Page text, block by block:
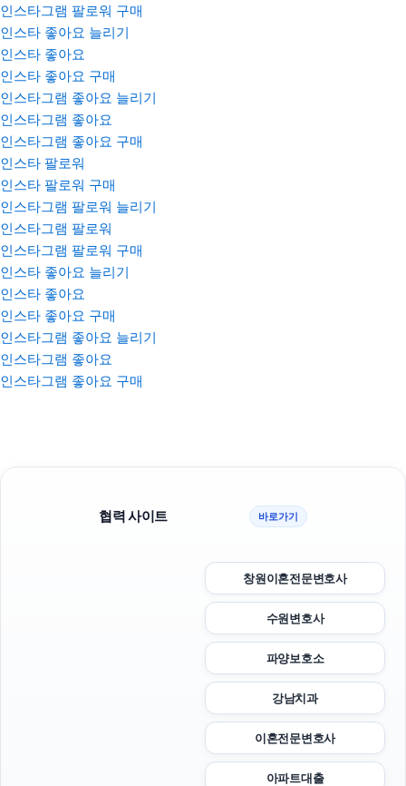
인스타그램 팔로워 구매
인스타 좋아요 늘리기
인스타 좋아요
인스타 좋아요 구매
인스타그램 좋아요 늘리기
인스타그램 좋아요
인스타그램 좋아요 구매
인스타 팔로워
인스타 팔로워 구매
인스타그램 팔로워 늘리기
인스타그램 팔로워
인스타그램 팔로워 구매
인스타 좋아요 늘리기
인스타 좋아요
인스타 좋아요 구매
인스타그램 좋아요 늘리기
인스타그램 좋아요
인스타그램 좋아요 구매
협력 사이트 바로가기
창원이혼전문변호사
수원변호사
파양보호소
강남치과
이혼전문변호사
아파트대출